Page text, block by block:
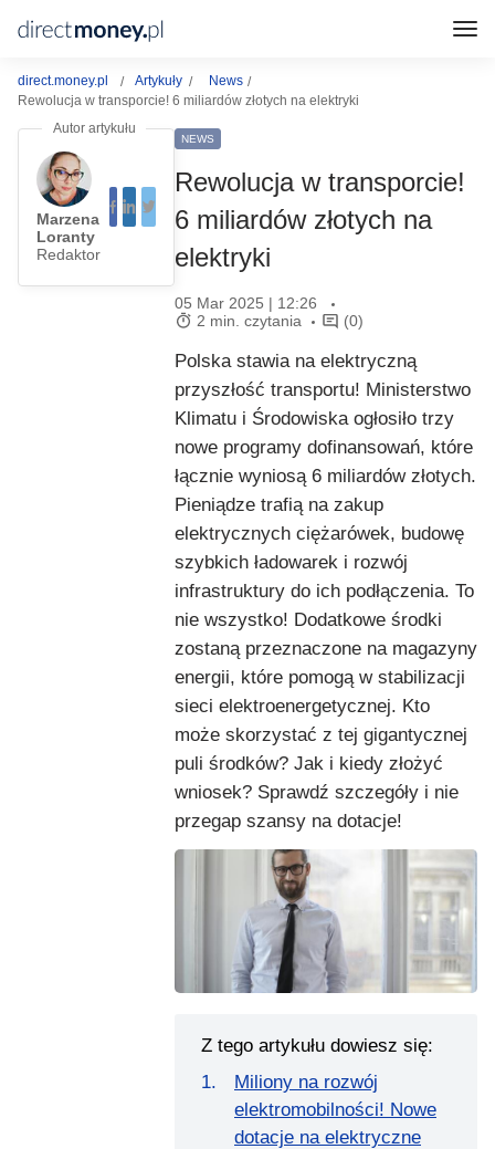
direct.money.pl Artykuły
News
Rewolucja w transporcie! 6 miliardów złotych na elektryki
Marzena
Loranty
Redaktor
NEWS
Rewolucja w transporcie!
6 miliardów złotych na
elektryki
05 Mar 2025 | 12:26
2 min. czytania
(0)
Polska stawia na elektryczną
przyszłość transportu! Ministerstwo
Klimatu i Środowiska ogłosiło trzy
nowe programy dofinansowań, które
łącznie wyniosą 6 miliardów złotych.
Pieniądze trafią na zakup
elektrycznych ciężarówek, budowę
szybkich ładowarek i rozwój
infrastruktury do ich podłączenia. To
nie wszystko! Dodatkowe środki
zostaną przeznaczone na magazyny
energii, które pomogą w stabilizacji
sieci elektroenergetycznej. Kto
może skorzystać z tej gigantycznej
puli środków? Jak i kiedy złożyć
wniosek? Sprawdź szczegóły i nie
przegap szansy na dotacje!
Z tego artykułu dowiesz się:
Miliony na rozwój
elektromobilności! Nowe
dotacje na elektryczne